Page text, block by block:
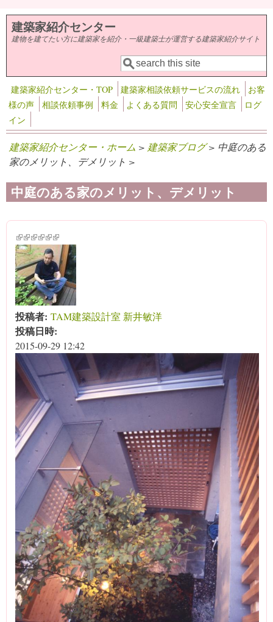
メインコンテンツに移動
建築家紹介センター
建物を建てたい方に建築家を紹介・一級建築士が運営する建築家紹介サイト
検索フォーム
検索
建築家紹介センター・TOP 建築家相談依頼サービスの流れ
お客
様の声
相談依頼事例 料金 よくある質問 安心安全宣言
ログ
イン
建築家紹介センター・ホーム > 建築家ブログ> 中庭のある
家のメリット、デメリット >
中庭のある家のメリット、デメリット
(link is external)
(link is external)
(link is external)
(link is external)
(link is external)
(link is external)
投稿者: TAM建築設計室 新井敏洋
投稿日時:
2015-09-29 12:42